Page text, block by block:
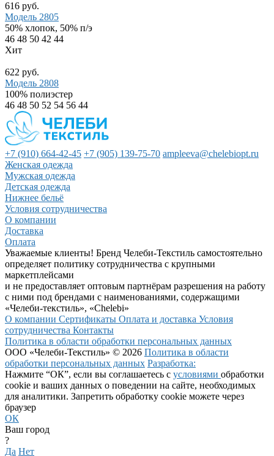
616 руб.
Модель 2805
50% хлопок, 50% п/э
46 48 50 42 44
Хит
622 руб.
Модель 2808
100% полиэстер
46 48 50 52 54 56 44
+7 (910) 664-42-45 +7 (905) 139-75-70 ampleeva@chelebiopt.ru
Женская одежда
Мужская одежда
Детская одежда
Нижнее бельё
Условия сотрудничества
О компании
Доставка
Оплата
Уважаемые клиенты! Бренд Челеби-Текстиль самостоятельно
определяет политику сотрудничества с крупными
маркетплейсами
и не предоставляет оптовым партнёрам разрешения на работу
с ними под брендами с наименованиями, содержащими
«Челеби-текстиль», «Chelebi»
О компании Сертификаты Оплата и доставка Условия
сотрудничества Контакты
Политика в области обработки персональных данных
ООО «Челеби-Текстиль» © 2026 Политика в области
обработки персональных данных Разработка:
Нажмите “ОК”, если вы соглашаетесь с условиями обработки
cookie и ваших данных о поведении на сайте, необходимых
для аналитики. Запретить обработку cookie можете через
браузер
ОК
Ваш город
?
Да Нет